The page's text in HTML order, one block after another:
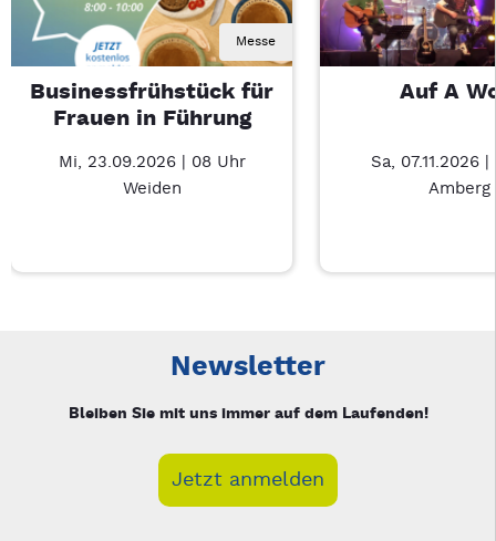
Messe
Businessfrühstück für
Frauen in Führung
Mi, 23.09.2026 | 08 Uhr
Weiden
Auf A
Sa, 07.11.2026
Amberg
Newsletter
Bleiben Sie mit uns immer auf dem Laufenden!
Jetzt anmelden